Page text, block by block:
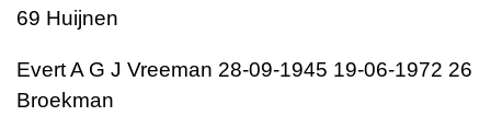
69 Huijnen
Evert A G J Vreeman 28-09-1945 19-06-1972 26
Broekman